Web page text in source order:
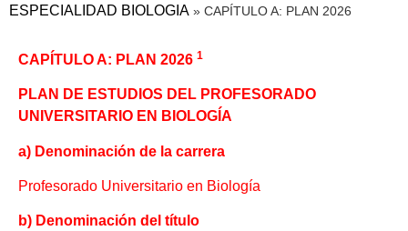
ESPECIALIDAD BIOLOGIA » CAPÍTULO A: PLAN 2026
CAPÍTULO A: PLAN 2026 1
PLAN DE ESTUDIOS DEL PROFESORADO
UNIVERSITARIO EN BIOLOGÍA
a) Denominación de la carrera
Profesorado Universitario en Biología
b) Denominación del título